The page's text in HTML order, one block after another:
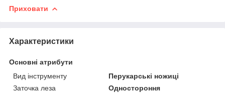
Приховати
Характеристики
Основні атрибути
Вид інструменту
Перукарські ножиці
Заточка леза
Одностороння